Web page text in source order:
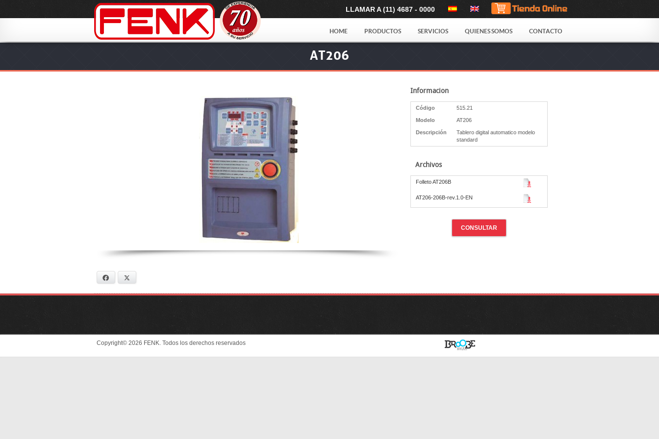
LLAMAR A (11) 4687 - 0000
HOME PRODUCTOS SERVICIOS QUIENES SOMOS CONTACTO
AT206
Facebook
Informacion
Código 515.21
Modelo AT206
Descripción
Tablero digital automatico modelo
standard
Archivos
Folleto AT206B
AT206-206B-rev.1.0-EN
CONSULTAR
Copyright© 2026 FENK. Todos los derechos reservados